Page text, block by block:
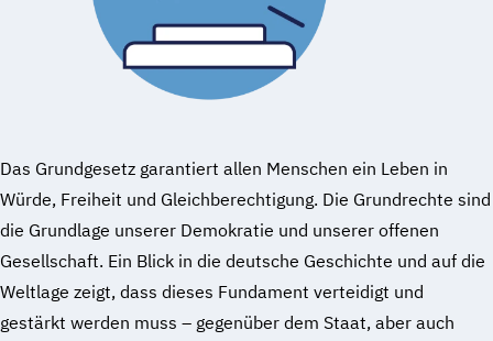
Das Grundgesetz garantiert allen Menschen ein Leben in
Würde, Freiheit und Gleichberechtigung. Die Grundrechte sind
die Grundlage unserer Demokratie und unserer offenen
Gesellschaft. Ein Blick in die deutsche Geschichte und auf die
Weltlage zeigt, dass dieses Fundament verteidigt und
gestärkt werden muss – gegenüber dem Staat, aber auch